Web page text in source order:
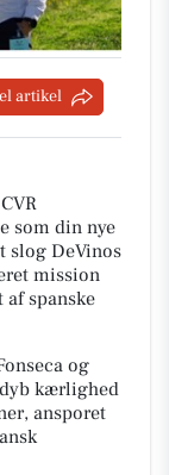
artikel
som din nye
slog DeVinos
mission
spanske
og
kærlighed
ansporet